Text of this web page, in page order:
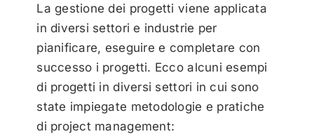
La gestione dei progetti viene applicata
in diversi settori e industrie per
pianificare, eseguire e completare con
successo i progetti. Ecco alcuni esempi
di progetti in diversi settori in cui sono
state impiegate metodologie e pratiche
di project management: